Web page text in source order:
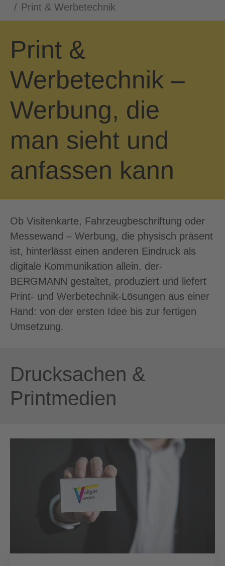
Print & Werbetechnik
Print &
Werbetechnik –
Werbung, die
man sieht und
anfassen kann
Ob Visitenkarte, Fahrzeugbeschriftung oder
Messewand – Werbung, die physisch präsent
ist, hinterlässt einen anderen Eindruck als
digitale Kommunikation allein. der-
BERGMANN gestaltet, produziert und liefert
Print- und Werbetechnik-Lösungen aus einer
Hand: von der ersten Idee bis zur fertigen
Umsetzung.
Drucksachen &
Printmedien